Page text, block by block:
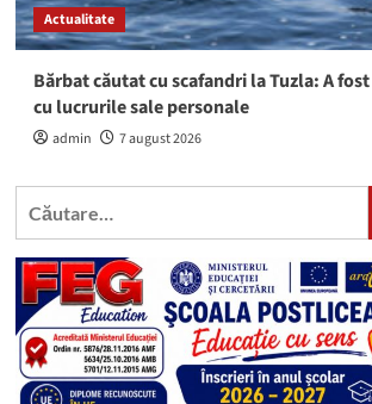
Actualitate
Bărbat căutat cu scafandri la Tuzla: A
cu lucrurile sale personale
admin 7 august 2026